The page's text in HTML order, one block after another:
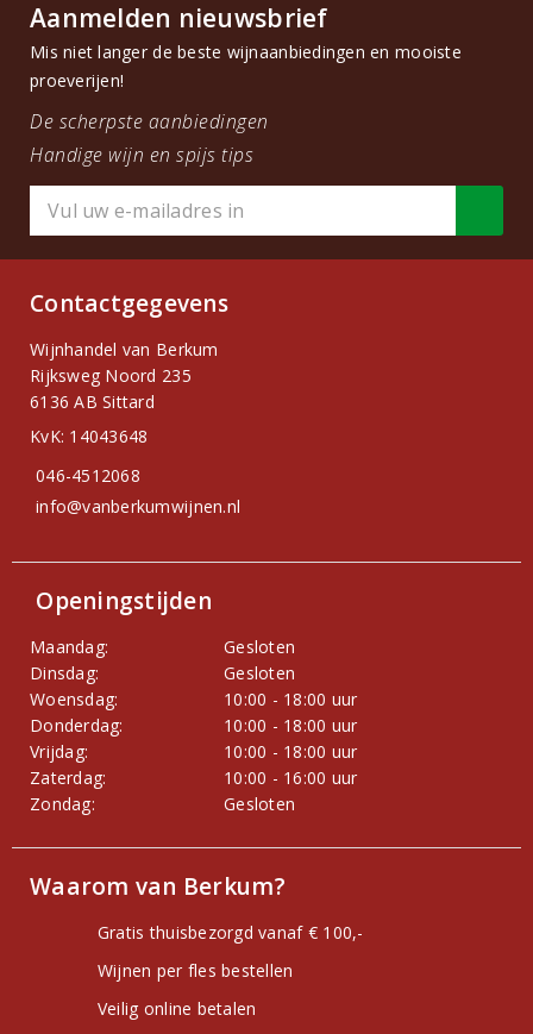
Aanmelden nieuwsbrief
Mis niet langer de beste wijnaanbiedingen en mooiste
proeverijen!
De scherpste aanbiedingen
Handige wijn en spijs tips
Contactgegevens
Wijnhandel van Berkum
Rijksweg Noord 235
6136 AB Sittard
KvK: 14043648
046-4512068
info@vanberkumwijnen.nl
Openingstijden
Maandag:
Gesloten
Dinsdag:
Gesloten
Woensdag:
10:00 - 18:00 uur
Donderdag:
10:00 - 18:00 uur
Vrijdag:
10:00 - 18:00 uur
Zaterdag:
10:00 - 16:00 uur
Zondag:
Gesloten
Waarom van Berkum?
Gratis thuisbezorgd vanaf € 100,-
Wijnen per fles bestellen
Veilig online betalen